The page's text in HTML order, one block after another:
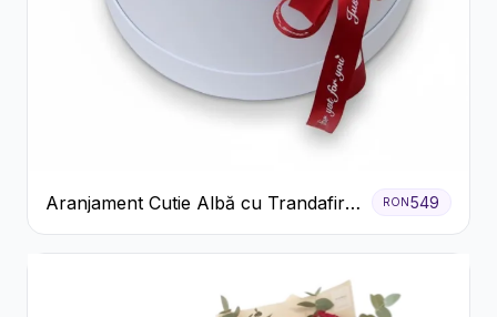
Aranjament Cutie Albă cu Trandafiri
Roșii și Raffaello
RON 549